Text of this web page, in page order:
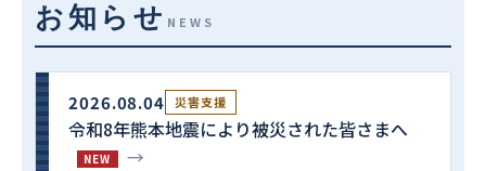
お知らせ NEWS
2026.08.04 災害支援
令和8年熊本地震により被災された皆さまへ
NEW →